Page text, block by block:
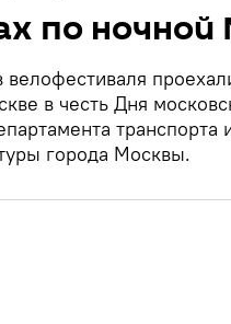
по ночной
в честь Дня
транспорта
города Москвы.